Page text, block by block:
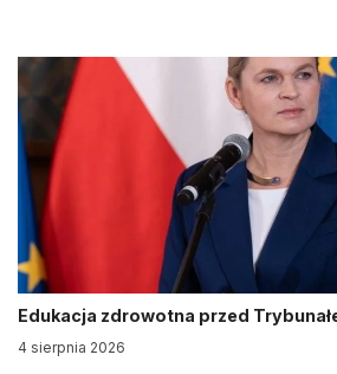
Edukacja zdrowotna przed
4 sierpnia 2026